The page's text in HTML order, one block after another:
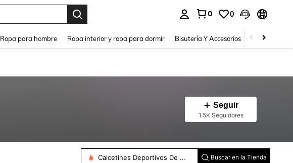
0 0
Ropa para hombre Ropa interior y ropa para dormir Bisutería Y Accesorios Zapatos
Seguir
1.5K Seguidores
Calcetines Deportivos Para Hombre
Calcetines Deportivos De Mujer
Buscar en la Tienda